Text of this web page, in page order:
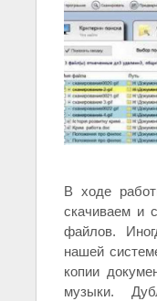
В ходе
скачиваем и
файлов.
нашей
копии
музыки.